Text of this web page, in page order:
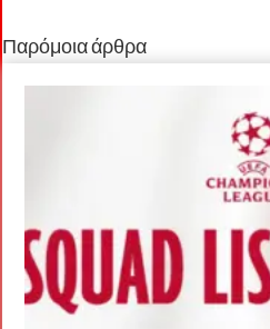
Παρόμοια άρθρα